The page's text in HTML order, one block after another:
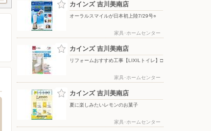
カインズ 吉川美南店
オーラルスマイルが日本初上陸7/29号○
家具･ホームセンター
カインズ 吉川美南店
リフォームおすすめ工事【LIXILトイレ】□
家具･ホームセンター
カインズ 吉川美南店
夏に楽しみたいレモンのお菓子
家具･ホームセンター